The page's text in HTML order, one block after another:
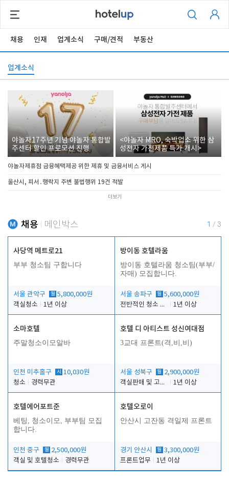
채용 인재 업계소식 구매/견적 부동산
업계소식
야놀자17주년 기념 야놀자 통합발
주센터 할인 프로모션 진행
<야놀자 MRO, 숙박업소 위한 삼
성전자 가전제품 특가 개시>
야놀자제휴점 금융혜택제공 위한 제휴 및 금융서비스 게시
울산시, 피서․행락지 주변 불법행위 19건 적발
더보기
채용 메인박스 1 / 3
사당역 메트로21
부부 청소팀 구합니다
서울 관악구 월 5,800,000원
객실청소
1년 이상
방이동 호텔라움
방이동 호텔라움 청소팀(부부/
자매) 모집합니다.
서울 송파구 월 5,600,000원
전반적인 청소 업무(객실청소.객실정리)
1년 이상
소마호텔
주말청소이모알바
인천 미추홀구 시 10,030원
청소
경력무관
호텔 디 아티스트 성신여대점
3교대 프론트(격,비,비)
서울 성북구 월 2,900,000원
객실판매 및 고객응대
1년 이상
호텔에어포트준
베팅, 청소이모, 부부팀 모집
합니다.
인천 중구 월 2,500,000원
객실 및 호텔청소
경력무관
호텔오로이
안산시 고잔동 격일제 프론트
경기 안산시 월 3,300,000원
프론트업무
1년 이상